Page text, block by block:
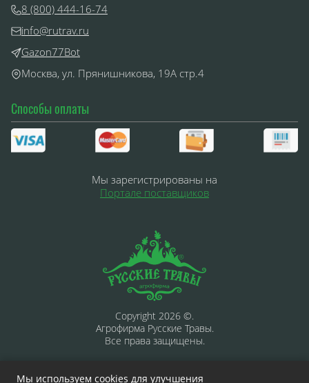
Copyright 2026 ©.
Агрофирма Русские Травы.
Все права защищены.
Способы оплаты
Мы зарегистрированы на
Портале поставщиков
8 (800) 444-16-74
info@rutrav.ru
Gazon77Bot
Москва, ул. Прянишникова, 19А стр.4
Мы используем cookies для улучшения